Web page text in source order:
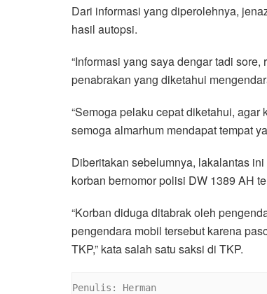
Dari informasi yang diperolehnya,
hasil autopsi.
“Informasi yang saya dengar tadi
penabrakan yang diketahui
“Semoga pelaku cepat diketahui,
semoga almarhum mendapat tempat
Diberitakan sebelumnya, lakalantas
korban bernomor polisi DW 1389 AH
“Korban diduga ditabrak oleh
pengendara mobil tersebut karena
TKP,” kata salah satu saksi di TKP.
Penulis: Herman